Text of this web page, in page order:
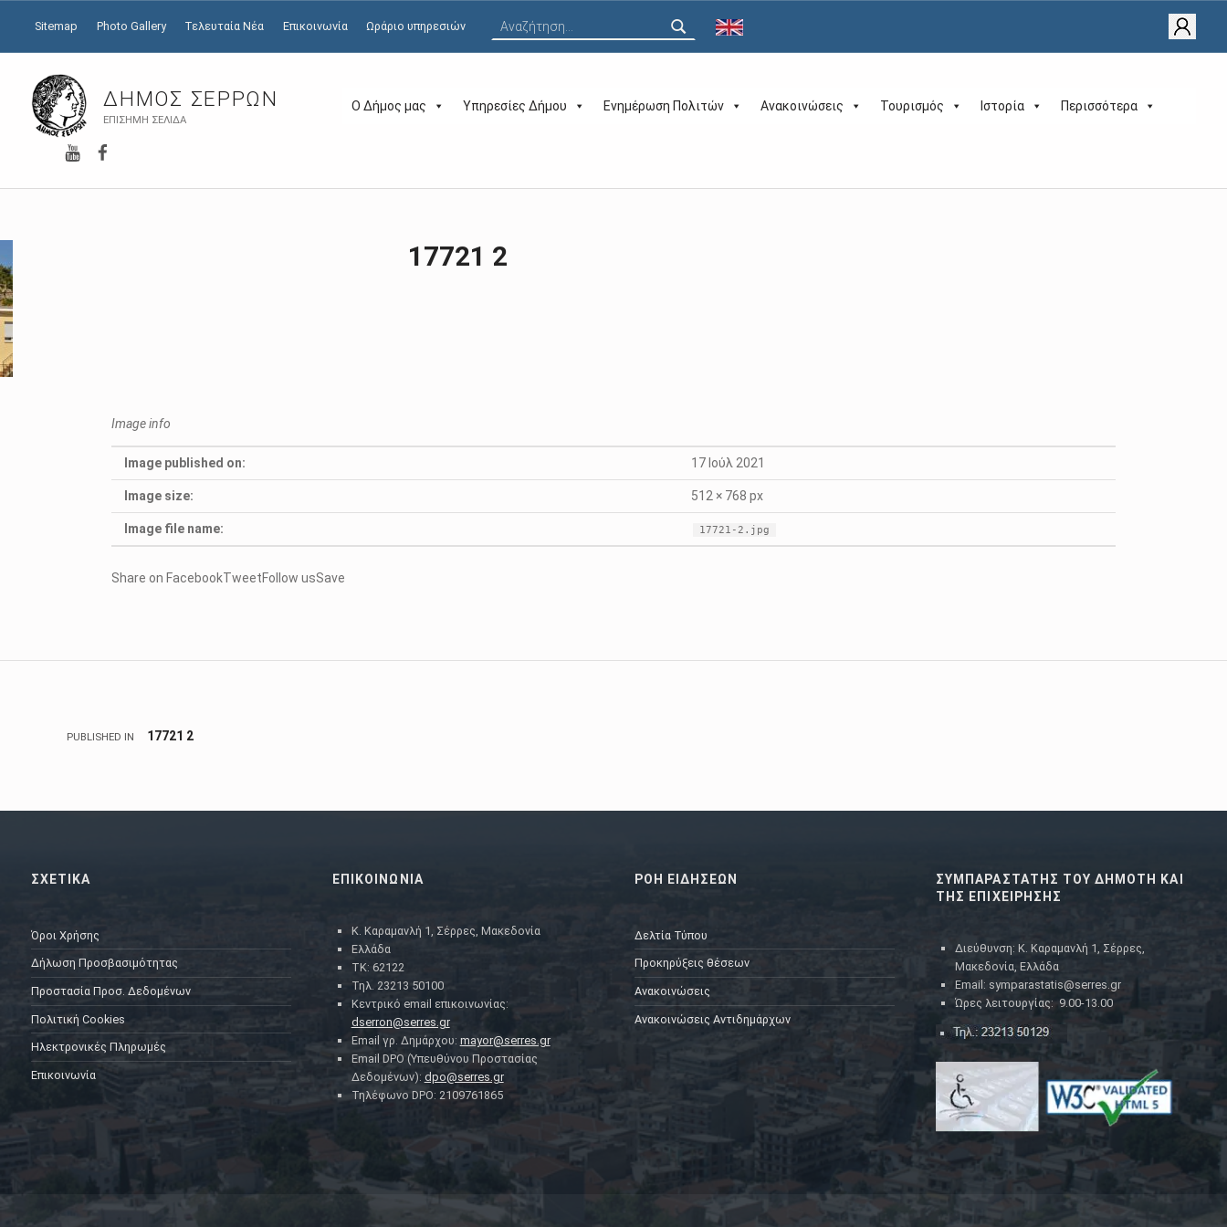
ΔΉΜΟΣ ΣΕΡΡΏΝ
ΕΠΊΣΗΜΗ ΣΕΛΊΔΑ
Ο Δήμος μας Υπηρεσίες Δήμου Ενημέρωση Πολιτών Ανακοινώσεις Τουρισμός Ιστορία Περισσότερα
YouTube
Sitemap Photo Gallery Τελευταία Νέα Επικοινωνία Ωράριο υπηρεσιών
17721 2
Image info
Image published on: 17 Ιούλ 2021
Image size: 512 × 768 px
Image file name: 17721-2.jpg
Share on FacebookTweetFollow usSave
Πλοήγηση άρθρων
PUBLISHED IN 17721 2
ΣΧΕΤΙΚΑ
Όροι Χρήσης
Δήλωση Προσβασιμότητας
Προστασία Προσ. Δεδομένων
Πολιτική Cookies
Ηλεκτρονικές Πληρωμές
Επικοινωνία
ΕΠΙΚΟΙΝΩΝΙΑ
Κ. Καραμανλή 1, Σέρρες, Μακεδονία
Ελλάδα
ΤΚ: 62122
Τηλ. 23213 50100
Κεντρικό email επικοινωνίας:
dserron@serres.gr
Email γρ. Δημάρχου: mayor@serres.gr
Email DPO (Υπευθύνου Προστασίας
Δεδομένων): dpo@serres.gr
Τηλέφωνο DPO: 2109761865
ΡΟΗ ΕΙΔΗΣΕΩΝ
Δελτία Τύπου
Προκηρύξεις θέσεων
Ανακοινώσεις
Ανακοινώσεις Αντιδημάρχων
ΣΥΜΠΑΡΑΣΤΑΤΗΣ ΤΟΥ ΔΗΜΟΤΗ ΚΑΙ
ΤΗΣ ΕΠΙΧΕΙΡΗΣΗΣ
Διεύθυνση: Κ. Καραμανλή 1, Σέρρες,
Μακεδονία, Ελλάδα
Email: symparastatis@serres.gr
Ώρες λειτουργίας: 9.00-13.00